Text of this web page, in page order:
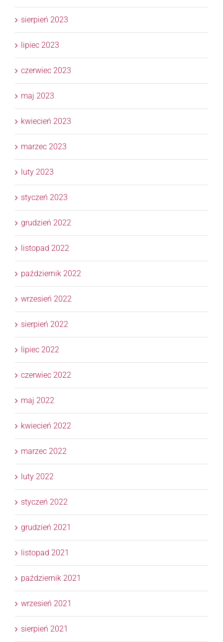
sierpień 2023
lipiec 2023
czerwiec 2023
maj 2023
kwiecień 2023
marzec 2023
luty 2023
styczeń 2023
grudzień 2022
listopad 2022
październik 2022
wrzesień 2022
sierpień 2022
lipiec 2022
czerwiec 2022
maj 2022
kwiecień 2022
marzec 2022
luty 2022
styczeń 2022
grudzień 2021
listopad 2021
październik 2021
wrzesień 2021
sierpień 2021